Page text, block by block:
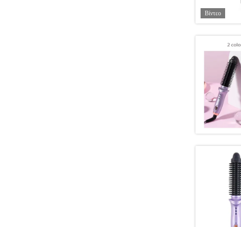
Βίντεο